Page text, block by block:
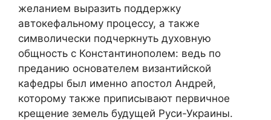
желанием выразить поддержку
автокефальному процессу, а также
символически подчеркнуть духовную
общность с Константинополем: ведь по
преданию основателем византийской
кафедры был именно апостол Андрей,
которому также приписывают первичное
крещение земель будущей Руси-Украины.